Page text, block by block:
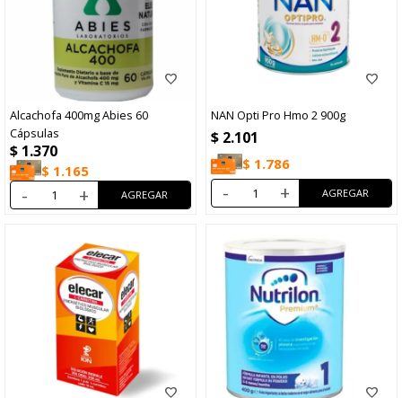
Alcachofa 400mg Abies 60
Cápsulas
$ 1.370
$ 1.165
- +
NAN Opti Pro Hmo 2 900g
$ 2.101
$ 1.786
- +